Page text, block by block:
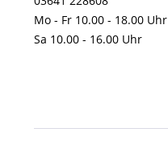
Mo - Fr 10.00 - 18.00 Uhr
Sa 10.00 - 16.00 Uhr